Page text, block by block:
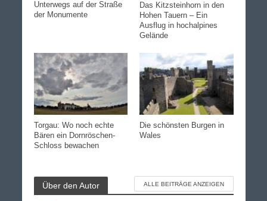
Unterwegs auf der Straße
der Monumente
Das Kitzsteinhorn in den
Hohen Tauern – Ein
Ausflug in hochalpines
Gelände
Torgau: Wo noch echte
Bären ein Dornröschen-
Schloss bewachen
Die schönsten Burgen in
Wales
Über den Autor ALLE BEITRÄGE ANZEIGEN